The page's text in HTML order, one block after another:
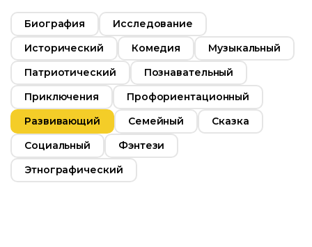
Возраст 12+
Год 2019
Страна Россия
Язык Русский
0+
Россия
Русский
Биография
Исследование
Исторический
Комедия
Музыкальный
Патриотический
Познавательный
Приключения
Профориентационный
Развивающий
Семейный
Сказка
Социальный
Фэнтези
Этнографический